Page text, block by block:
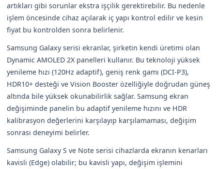
artıkları gibi sorunlar ekstra işçilik gerektirebilir. Bu nedenle
işlem öncesinde cihaz açılarak iç yapı kontrol edilir ve kesin
fiyat bu kontrolden sonra belirlenir.
Samsung Galaxy serisi ekranlar, şirketin kendi üretimi olan
Dynamic AMOLED 2X panelleri kullanır. Bu teknoloji yüksek
yenileme hızı (120Hz adaptif), geniş renk gamı (DCI-P3),
HDR10+ desteği ve Vision Booster özelliğiyle doğrudan güneş
altında bile yüksek okunabilirlik sağlar. Samsung ekran
değişiminde panelin bu adaptif yenileme hızını ve HDR
kalibrasyon değerlerini karşılayıp karşılamaması, değişim
sonrası deneyimi belirler.
Samsung Galaxy S ve Note serisi cihazlarda ekranın kenarları
kavisli (Edge) olabilir; bu kavisli yapı, değişim işlemini